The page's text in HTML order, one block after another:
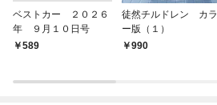
ベストカー ２０２６
年 ９月１０日号
￥589
徒然チルドレン カラ
ー版（１）
990